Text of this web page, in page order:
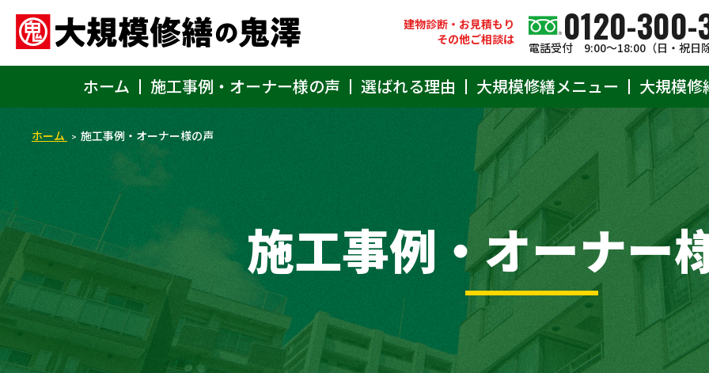
建物診断・お見積もり
その他ご相談は
0120-300-
電話受付 9:00〜18:00（日・祝日除
ホーム
施工事例・オーナー様の声 選ばれる理由 大規模修繕メニュー 大規模修
ホーム 施工事例・オーナー様の声
施工事例・オーナー